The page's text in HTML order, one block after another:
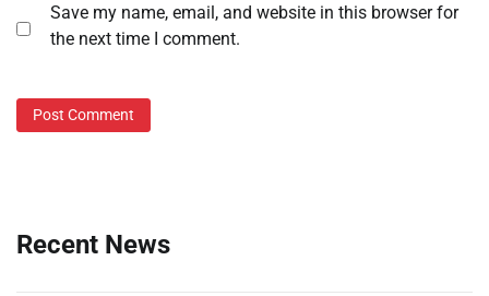
Save my name, email, and website in this browser for
the next time I comment.
Recent News